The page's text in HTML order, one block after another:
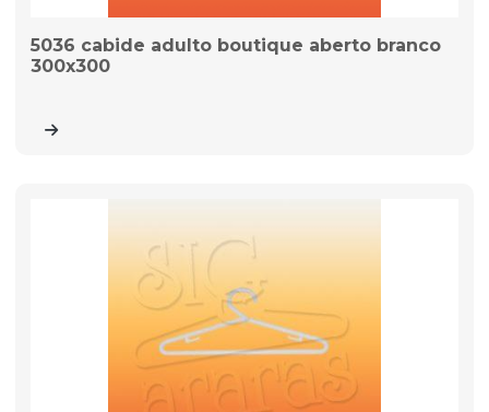
5036 cabide adulto boutique aberto branco
300x300